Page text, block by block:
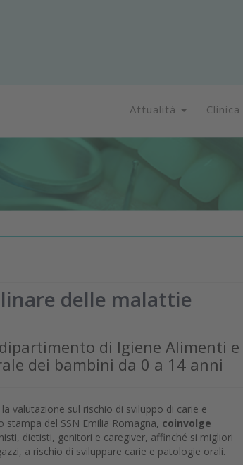
Attualità Clinica
delle malattie
di Igiene Alimenti e
dei bambini da 0 a 14 anni
valutazione sul rischio di sviluppo di carie e
del SSN Emilia Romagna, coinvolge
dietisti, genitori e caregiver, affinché si migliori
a rischio di sviluppare carie e patologie orali.